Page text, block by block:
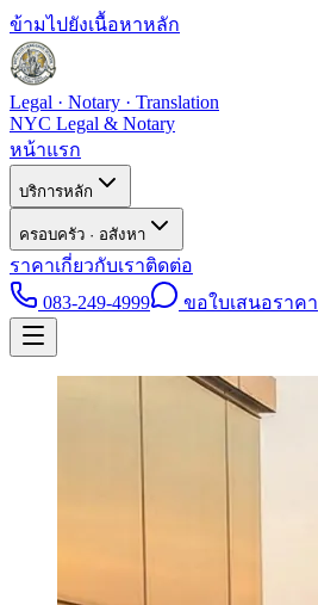
ข้ามไปยังเนื้อหาหลัก
Legal · Notary · Translation
NYC Legal & Notary
หน้าแรก
บริการหลัก
ครอบครัว · อสังหา
ราคาเกี่ยวกับเราติดต่อ
083-249-4999
ขอใบเสนอราคา